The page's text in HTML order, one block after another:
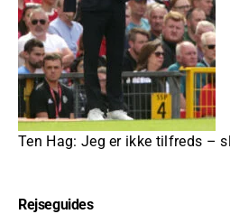
Ten Hag: Jeg er ikke tilfreds –
Rejseguides